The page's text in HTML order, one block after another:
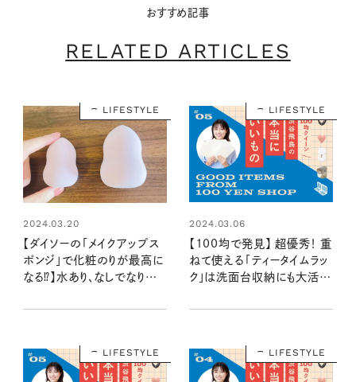
おすすめ記事
RELATED ARTICLES
LIFESTYLE
2024.03.20
【ダイソーの「メイクアップス
ポンジ」で化粧のりが最高に
なる⁉】水あり、なしでなりた
ン渋谷飛鳥の『本当にいいも
LIFESTYLE
2024.03.06
【100均で発見】 超優秀！ 重
ねて使える「ティータイムラッ
ク」は洗面台収納にも大活
の『本当にいいもの』第5回
LIFESTYLE LIFESTYLE